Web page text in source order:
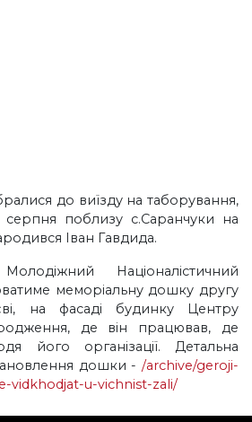
до виїзду на таборування,
серпня поблизу с.Саранчуки на
Іван Гавдида.
Націоналістичний
меморіальну дошку другу
на фасаді будинку Центру
де він працював, де
його організації. Детальна
дошки - /archive/geroji-
vidkhodjat-u-vichnist-zali/